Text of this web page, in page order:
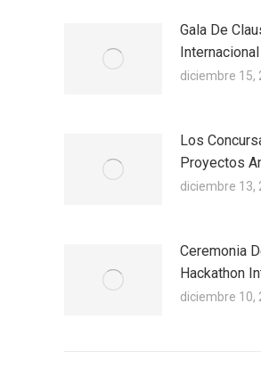
Gala De
diciembre 15,
Los
Proyectos
diciembre 13,
Ceremonia
Hackathon
diciembre 10,